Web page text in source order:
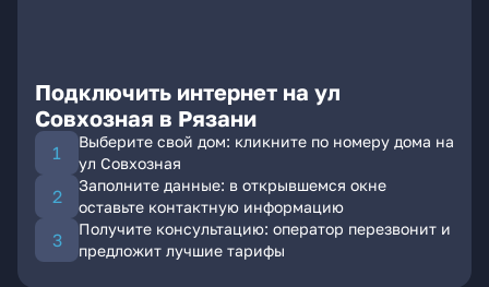
Подключить интернет на ул
Совхозная в Рязани
Выберите свой дом: кликните по номеру дома на
ул Совхозная
Заполните данные: в открывшемся окне
оставьте контактную информацию
Получите консультацию: оператор перезвонит и
предложит лучшие тарифы